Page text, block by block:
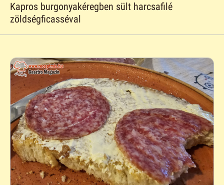
Kapros burgonyakéregben sült harcsafilé
zöldségficasséval